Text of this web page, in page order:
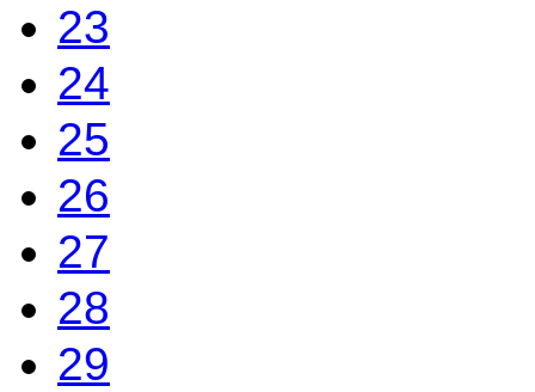
23
24
25
26
27
28
29